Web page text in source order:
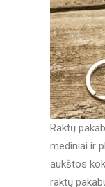
Raktų
mediniai ir
aukštos
raktų